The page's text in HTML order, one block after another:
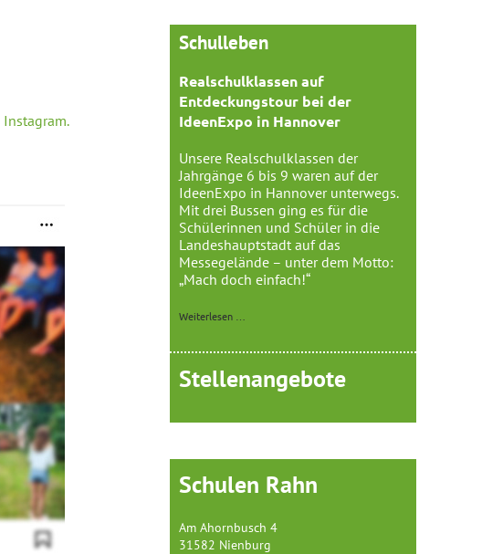
Instagram.
Schulleben
Realschulklassen auf
Entdeckungstour bei der
IdeenExpo in Hannover
Unsere Realschulklassen der
Jahrgänge 6 bis 9 waren auf der
IdeenExpo in Hannover unterwegs.
Mit drei Bussen ging es für die
Schülerinnen und Schüler in die
Landeshauptstadt auf das
Messegelände – unter dem Motto:
„Mach doch einfach!“
Weiterlesen …
Stellenangebote
Schulen Rahn
Am Ahornbusch 4
31582 Nienburg